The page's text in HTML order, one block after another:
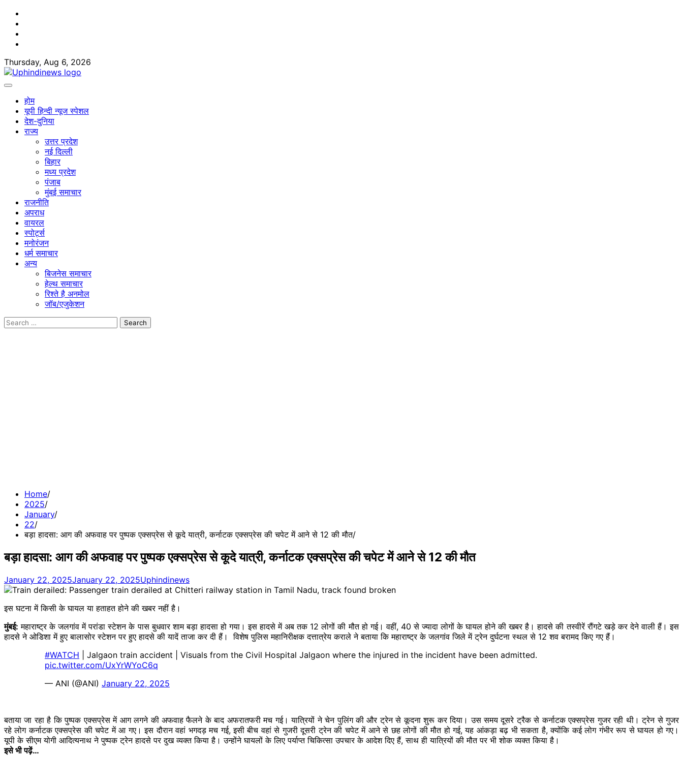
Skip
content
Thursday, Aug 6, 2026
होम
यूपी हिन्दी न्यूज स्पेशल
देश-दुनिया
राज्य
उत्तर प्रदेश
नई दिल्ली
बिहार
मध्य प्रदेश
पंजाब
मुंबई समाचार
राजनीति
अपराध
वायरल
स्पोर्ट्स
मनोरंजन
धर्म समाचार
अन्य
बिजनेस समाचार
हेल्थ समाचार
रिश्ते है अनमोल
जॉब/एजुकेशन
Search
Home
2025
January
22
बड़ा हादसा: आग की अफवाह पर पुष्पक एक्सप्रेस से कूदे यात्री, कर्नाटक एक्सप्रेस की चपेट में आने से 12 की मौत
बड़ा हादसा: आग की अफवाह पर पुष्पक एक्सप्रेस से कूदे यात्री, कर्नाटक एक्सप्रेस की चपेट में आने से 12 की मौत
January 22, 2025January 22, 2025Uphindinews
इस घटना में किसी के घायल या हताहत होने की खबर नहीं है।
मुंबई: महाराष्ट्र के जलगांव मेंपरांडा स्टेशन के पास बुधवार शामबड़ाहादसा हो गया। इस हादसे में अब तक 12 लोगों की मौत हो गई। वहीं, 40 से ज्यादा लोगों के घायल होने की खबर है। हादसे की तस्वीरें रौंगटेखड़ेकर देने वाली हैं। इस
हादसे ने ओडिशा में हुए बालासोर स्टेशन पर हुए हादसे की यादें ताजा कर दी हैं। विशेष पुलिस महानिरीक्षक दत्तात्रेय कराले ने बताया कि महाराष्ट्र के जलगांव जिले में ट्रेन दुर्घटना स्थल से 12 शव बरामद किए गए हैं।
#WATCH | Jalgaon train accident | Visuals from the Civil Hospital Jalgaon where the injured in the incident have been admitted.
pic.twitter.com/UxYrWYoC6q
— ANI (@ANI) January 22, 2025
बताया जा रहा है कि पुष्पक एक्सप्रेस में आग लगने की अफवाह फैलने के बाद अफरातफरीमच गई। यात्रियों ने चेन पुलिंग की और ट्रेन से कूदना शुरू कर दिया। उस समय दूसरे ट्रैक से कर्नाटक एक्सप्रेस गुजर रही थी। ट्रेन से गुजर
रहे लोग कर्नाटक एक्सप्रेस की चपेट में आ गए। इस दौरान वहां भगदड़ मच गई, इसी बीच वहां से गुजरी दूसरी ट्रेन की चपेट में आने से छह लोगों की मौत हो गई, यह आंकड़ाबढ़ भी सकता है, क्योंकि कई लोग गंभीर रूप से घायल हो गए।
यूपी के सीएम योगी आदित्यनाथ ने पुष्पक ट्रेन हादसे पर दुख व्यक्त किया है। उन्होंने घायलों के लिए पर्याप्त चिकित्सा उपचार के आदेश दिए हैं, साथ ही यात्रियों की मौत पर भी शोक व्यक्त किया है।
इसे भी पढ़ें…